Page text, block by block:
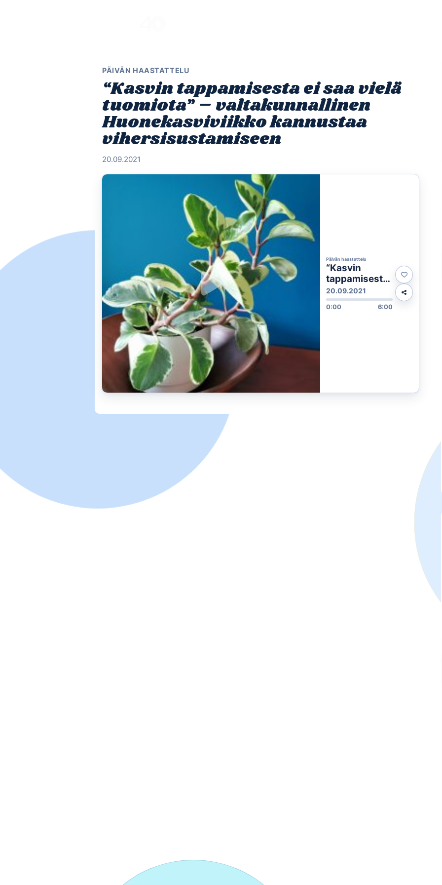
PÄIVÄN HAASTATTELU
“Kasvin tappamisesta ei saa vielä
tuomiota” – valtakunnallinen
Huonekasviviikko kannustaa
vihersisustamiseen
20.09.2021
Päivän haastattelu
“Kasvin
tappamisesta
ei saa vielä
tuomiota” –
valtakunnallin
20.09.2021
0:00 6:00